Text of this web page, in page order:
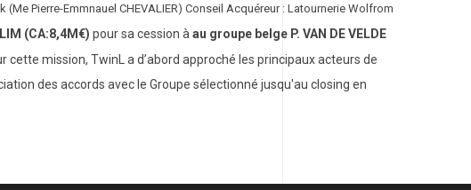
Pierre-Emmnauel CHEVALIER) Conseil Acquéreur : Latournerie Wolfrom
(CA:8,4M€) pour sa cession à au groupe belge P. VAN DE VELDE
cette mission, TwinL a d’abord approché les principaux acteurs de
des accords avec le Groupe sélectionné jusqu'au closing en